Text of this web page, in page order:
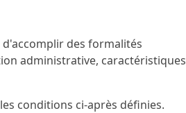
d'accomplir des formalités
administrative, caractéristiques
conditions ci-après définies.